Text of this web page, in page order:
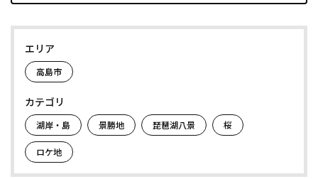
エリア
高島市
カテゴリ
湖岸・島 景勝地 琵琶湖八景 桜
ロケ地